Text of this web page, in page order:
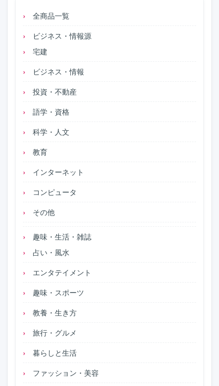
全商品一覧
ビジネス・情報源
宅建
ビジネス・情報
投資・不動産
語学・資格
科学・人文
教育
インターネット
コンピュータ
その他
趣味・生活・雑誌
占い・風水
エンタテイメント
趣味・スポーツ
教養・生き方
旅行・グルメ
暮らしと生活
ファッション・美容